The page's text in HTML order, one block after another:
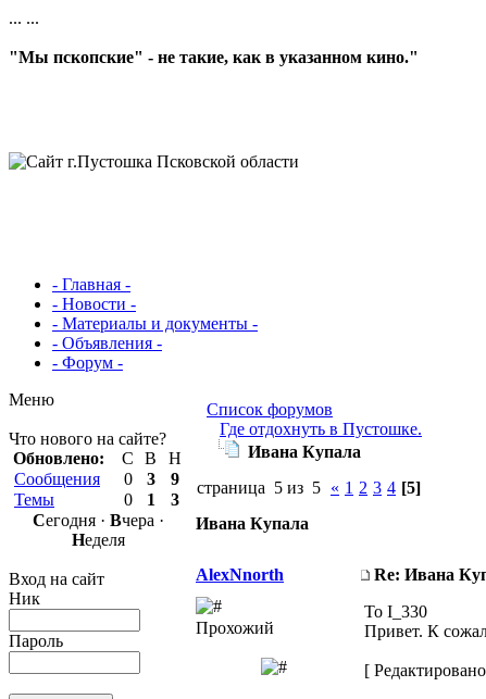
... ...
"Мы пскопские" - не такие, как в указанном кино."
- Главная -
- Новости -
- Материалы и документы -
- Объявления -
- Форум -
Меню
Что нового на сайте?
Обновлено:
С В
Н
Сообщения
0 3
9
Темы
0 1
3
Сегодня · Вчера ·
Неделя
Вход на сайт
Ник
Пароль
Список форумов
Где отдохнуть в Пустошке.
Ивана Купала
страница 5 из 5 « 1 2 3 4 [5]
Ивана Купала
AlexNnorth Re: Ивана
Прохожий
To I_330
Привет. К
[